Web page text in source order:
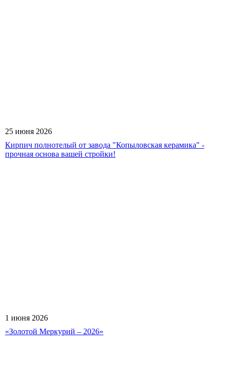
25 июня 2026
Кирпич полнотелый от завода "Копыловская керамика" -
прочная основа вашей стройки!
1 июня 2026
«Золотой Меркурий – 2026»